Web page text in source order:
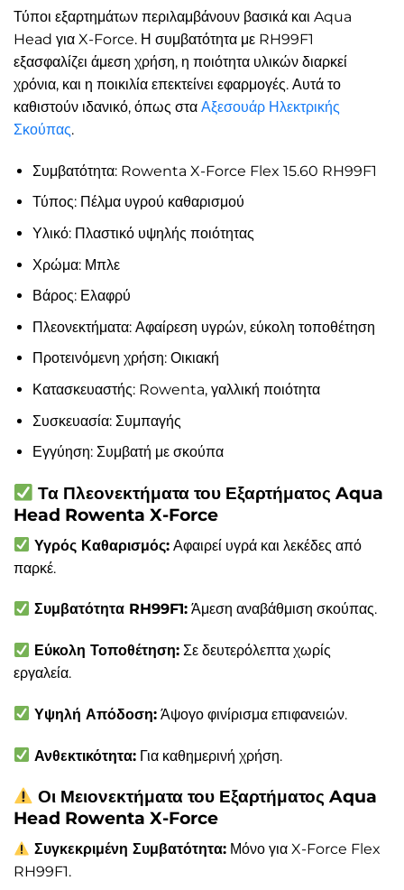
Τύποι εξαρτημάτων περιλαμβάνουν βασικά και Aqua
Head για X-Force. Η συμβατότητα με RH99F1
εξασφαλίζει άμεση χρήση, η ποιότητα υλικών διαρκεί
χρόνια, και η ποικιλία επεκτείνει εφαρμογές. Αυτά το
καθιστούν ιδανικό, όπως στα Αξεσουάρ Ηλεκτρικής
Σκούπας.
Συμβατότητα: Rowenta X-Force Flex 15.60 RH99F1
Τύπος: Πέλμα υγρού καθαρισμού
Υλικό: Πλαστικό υψηλής ποιότητας
Χρώμα: Μπλε
Βάρος: Ελαφρύ
Πλεονεκτήματα: Αφαίρεση υγρών, εύκολη τοποθέτηση
Προτεινόμενη χρήση: Οικιακή
Κατασκευαστής: Rowenta, γαλλική ποιότητα
Συσκευασία: Συμπαγής
Εγγύηση: Συμβατή με σκούπα
Τα Πλεονεκτήματα του Εξαρτήματος Aqua
Head Rowenta X-Force
Υγρός Καθαρισμός: Αφαιρεί υγρά και λεκέδες από
παρκέ.
Συμβατότητα RH99F1: Άμεση αναβάθμιση σκούπας.
Εύκολη Τοποθέτηση: Σε δευτερόλεπτα χωρίς
εργαλεία.
Υψηλή Απόδοση: Άψογο φινίρισμα επιφανειών.
Ανθεκτικότητα: Για καθημερινή χρήση.
Οι Μειονεκτήματα του Εξαρτήματος Aqua
Head Rowenta X-Force
Συγκεκριμένη Συμβατότητα: Μόνο για X-Force Flex
RH99F1.